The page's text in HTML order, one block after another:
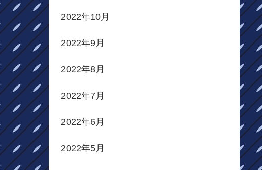
2022年10月
2022年9月
2022年8月
2022年7月
2022年6月
2022年5月